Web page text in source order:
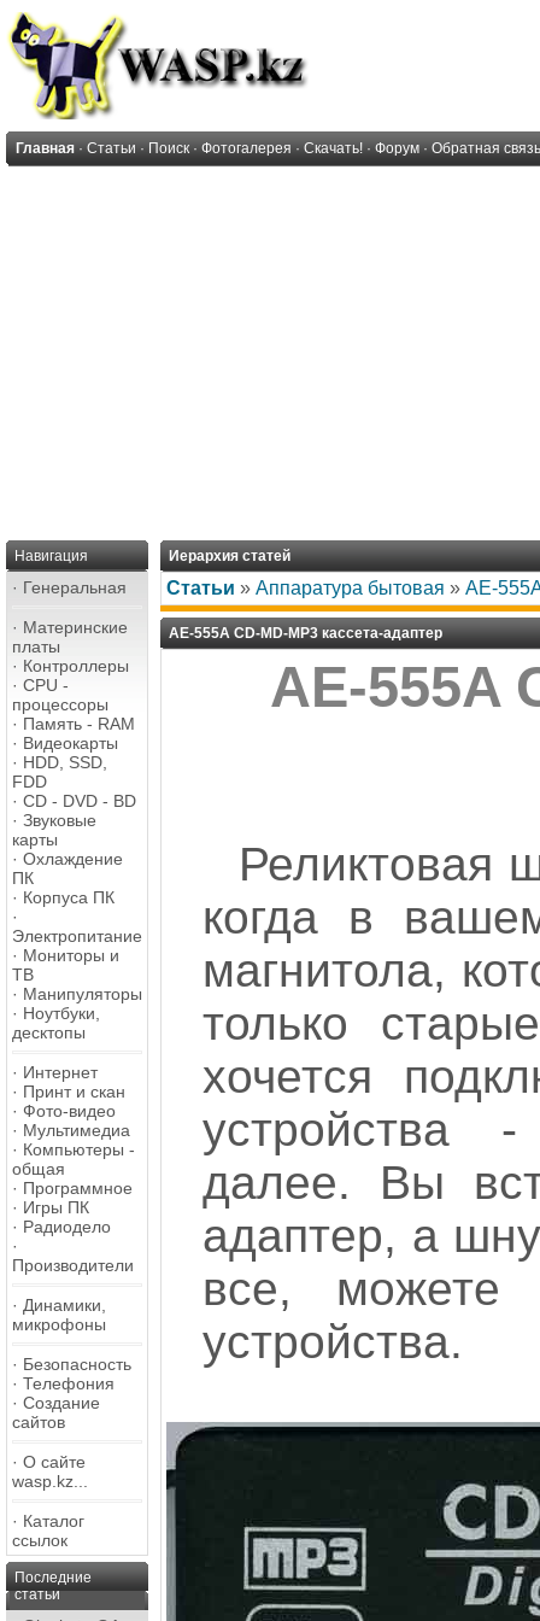
Главная · Статьи · Поиск · Фотогалерея · Скачать! · Форум · Обратная связь
Навигация
· Генеральная
· Материнские
платы
· Контроллеры
· CPU -
процессоры
· Память - RAM
· Видеокарты
· HDD, SSD,
FDD
· CD - DVD - BD
· Звуковые
карты
· Охлаждение
ПК
· Корпуса ПК
·
Электропитание
· Мониторы и
ТВ
· Манипуляторы
· Ноутбуки,
десктопы
· Интернет
· Принт и скан
· Фото-видео
· Мультимедиа
· Компьютеры -
общая
· Программное
· Игры ПК
· Радиодело
·
Производители
· Динамики,
микрофоны
· Безопасность
· Телефония
· Создание
сайтов
· О сайте
wasp.kz...
· Каталог
ссылок
Последние
статьи
Иерархия статей
Статьи » Аппаратура бытовая » AE-
AE-555A CD-MD-MP3 кассета-адаптер
AE-555A
Реликтовая
когда в
магнитола,
только
хочется
устройства
далее. Вы
адаптер, а
все, можете
устройства.